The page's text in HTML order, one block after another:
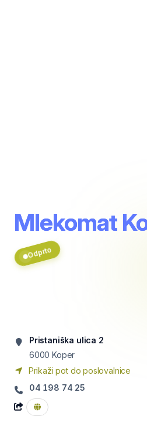
Mlekomat
Odprto
Pristaniška ulica 2
6000 Koper
Prikaži pot do poslovalnice
04 198 74 25